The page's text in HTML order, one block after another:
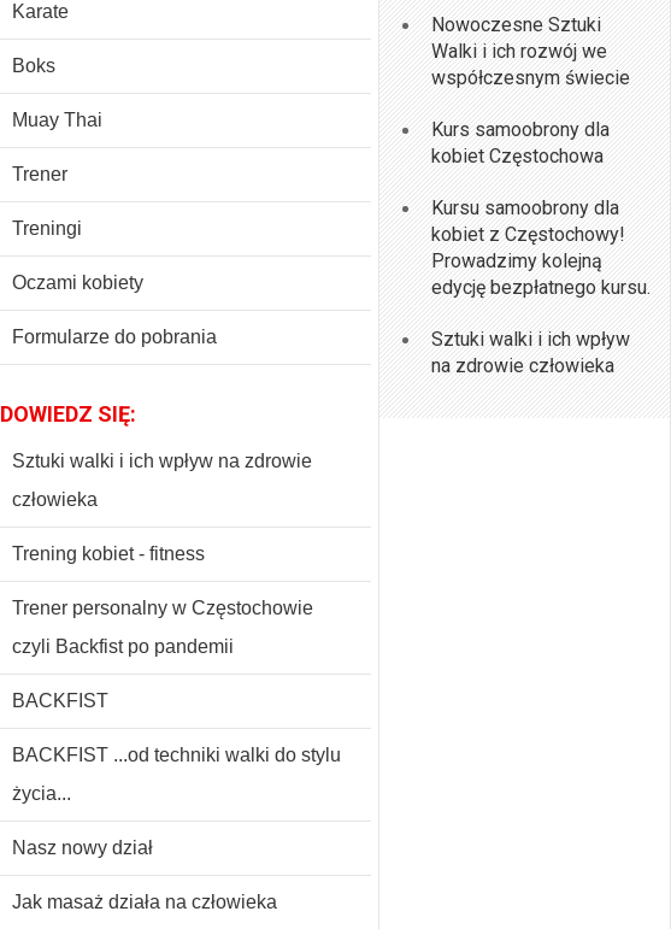
Karate
Boks
Muay Thai
Trener
Treningi
Oczami kobiety
Formularze do pobrania
DOWIEDZ SIĘ:
Sztuki walki i ich wpływ na zdrowie
człowieka
Trening kobiet - fitness
Trener personalny w Częstochowie
czyli Backfist po pandemii
BACKFIST
BACKFIST ...od techniki walki do stylu
życia...
Nasz nowy dział
Jak masaż działa na człowieka
Nowoczesne Sztuki
Walki i ich rozwój we
współczesnym świecie
Kurs samoobrony dla
kobiet Częstochowa
Kursu samoobrony dla
kobiet z Częstochowy!
Prowadzimy kolejną
edycję bezpłatnego kursu.
Sztuki walki i ich wpływ
na zdrowie człowieka